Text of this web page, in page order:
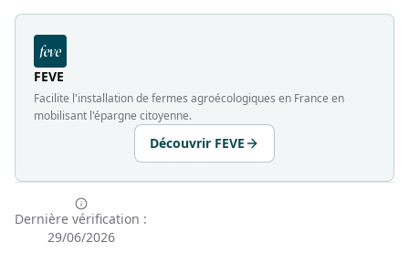
FEVE
Facilite l'installation de fermes agroécologiques en France en
mobilisant l'épargne citoyenne.
Découvrir FEVE
Dernière vérification :
29/06/2026